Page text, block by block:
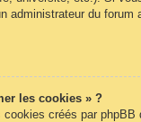
administrateur du forum
les cookies » ?
créés par phpBB